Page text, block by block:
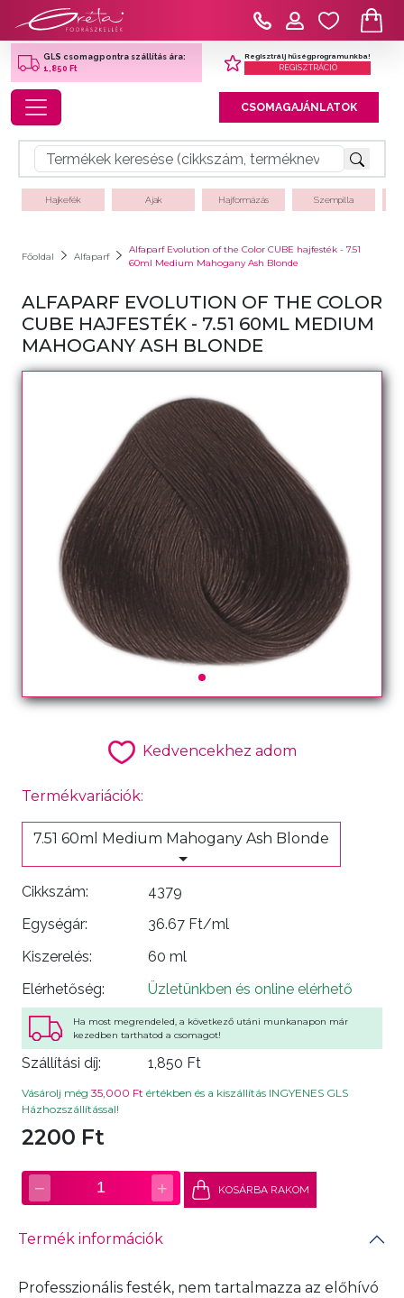
GLS csomagpontra szállítás ára:
1,850 Ft
Regisztrálj hűségprogramunkba!
REGISZTRÁCIÓ
Toggle navigation CSOMAGAJÁNLATOK
Hajkefék Ajak Hajformázás Szempilla
Főoldal Alfaparf
Alfaparf Evolution of the Color CUBE hajfesték - 7.51
60ml Medium Mahogany Ash Blonde
ALFAPARF EVOLUTION OF THE COLOR
CUBE HAJFESTÉK - 7.51 60ML MEDIUM
MAHOGANY ASH BLONDE
Kedvencekhez adom
Termékvariációk:
7.51 60ml Medium Mahogany Ash Blonde
Cikkszám:
4379
Egységár:
36.67 Ft/ml
Kiszerelés:
60 ml
Elérhetőség:
Üzletünkben és online elérhető
Ha most megrendeled, a következő utáni munkanapon már
kezedben tarthatod a csomagot!
Szállítási díj: 1,850 Ft
Vásárolj még 35,000 Ft értékben és a kiszállítás INGYENES GLS
Házhozszállítással!
2200 Ft
− 1 + KOSÁRBA RAKOM
Termék információk
Professzionális festék, nem tartalmazza az előhívó